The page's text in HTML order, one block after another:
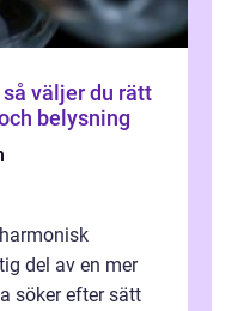
belysning
del av en mer
söker efter sätt